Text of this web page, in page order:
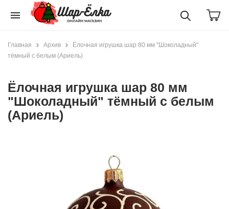
menu
Главная Архив
Ёлочная игрушка шар 80 мм "Шоколадный"
тёмный с белым (Ариель)
Ёлочная игрушка шар 80 мм
"Шоколадный" тёмный с белым
(Ариель)